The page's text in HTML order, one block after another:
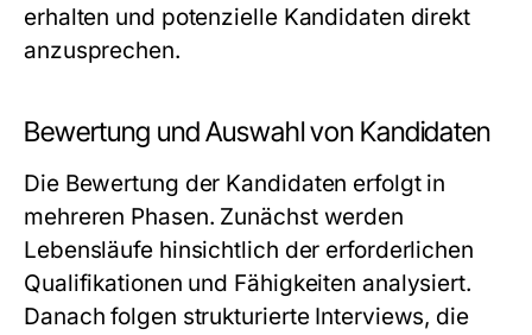
erhalten und potenzielle Kandidaten direkt
anzusprechen.
Bewertung und Auswahl von Kandidaten
Die Bewertung der Kandidaten erfolgt in
mehreren Phasen. Zunächst werden
Lebensläufe hinsichtlich der erforderlichen
Qualifikationen und Fähigkeiten analysiert.
Danach folgen strukturierte Interviews, die